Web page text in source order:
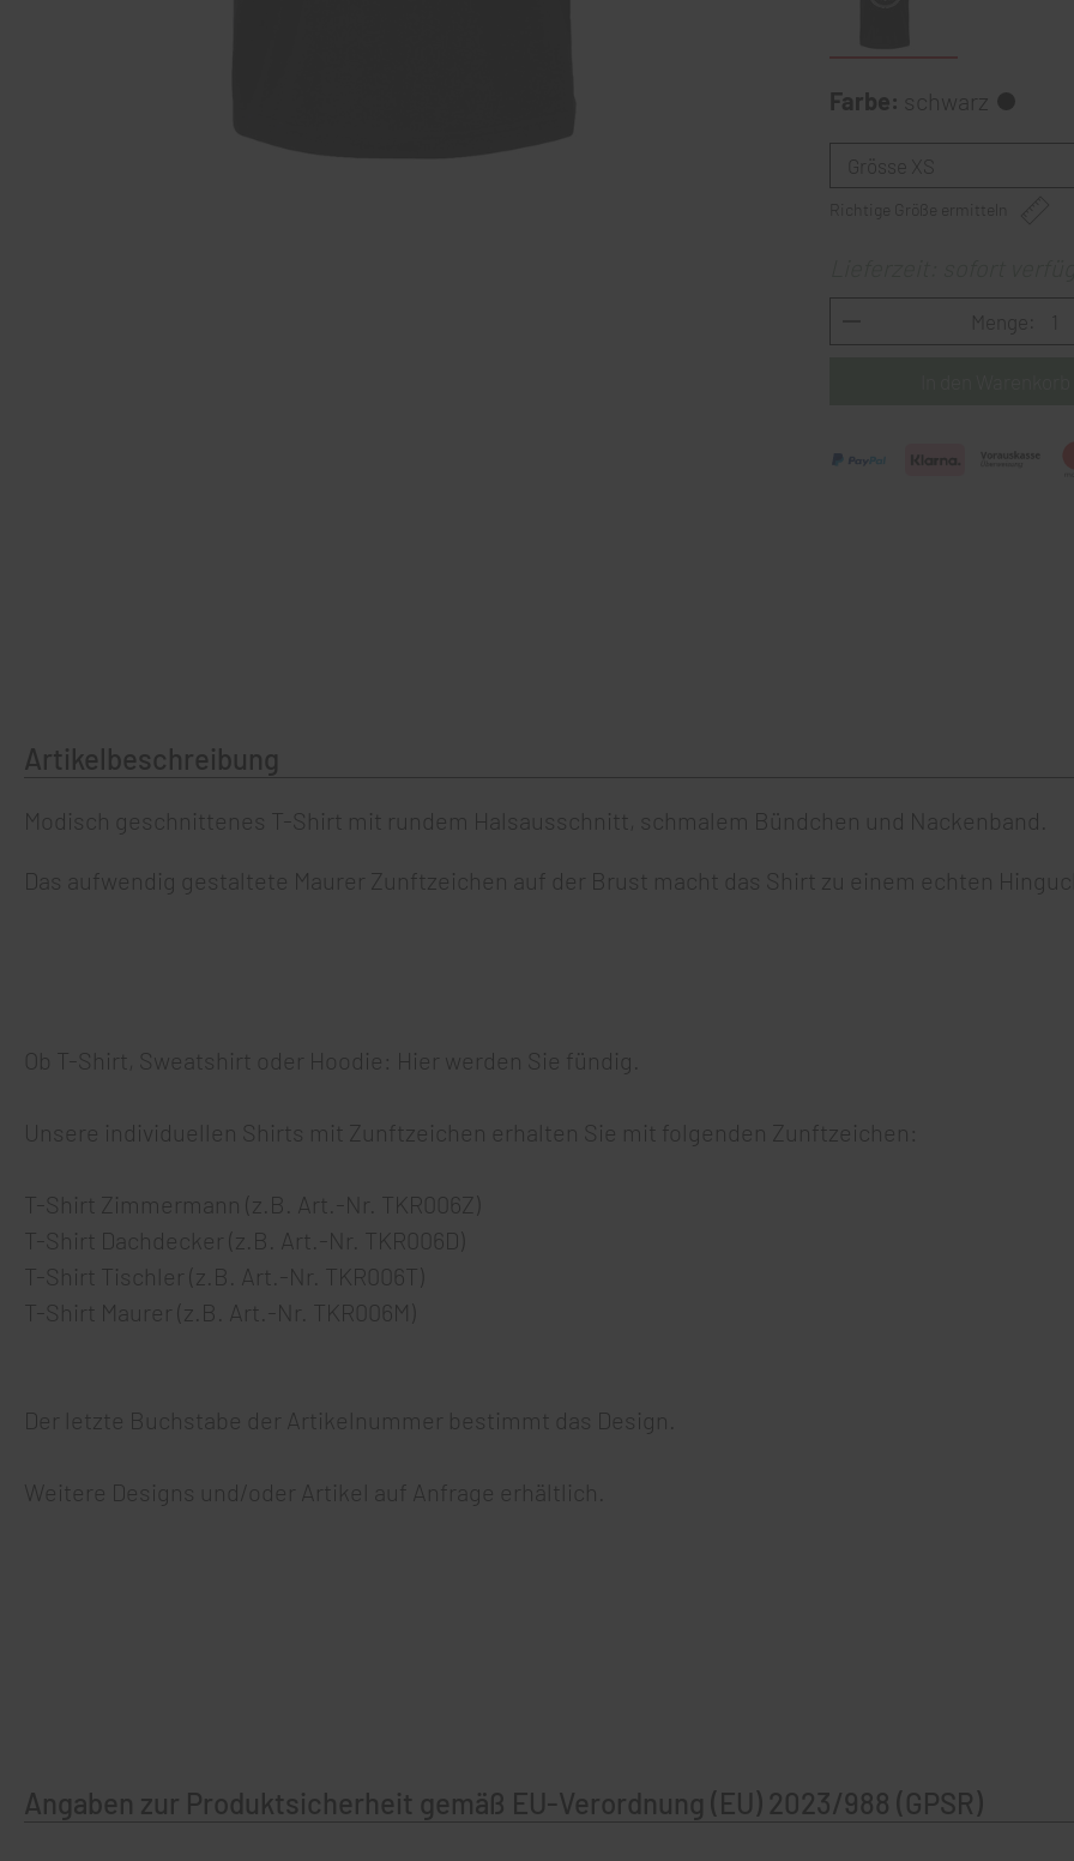
Farbe: schwarz
Menge:
Artikelbeschreibung
Modisch geschnittenes T-Shirt mit rundem Halsausschnitt, schmalem Bündchen und Nackenband.
Das aufwendig gestaltete Maurer Zunftzeichen auf der Brust macht das Shirt zu einem echten
Ob T-Shirt, Sweatshirt oder Hoodie: Hier werden Sie fündig.
Unsere individuellen Shirts mit Zunftzeichen erhalten Sie mit folgenden Zunftzeichen:
T-Shirt Zimmermann (z.B. Art.-Nr. TKR006Z)
T-Shirt Dachdecker (z.B. Art.-Nr. TKR006D)
T-Shirt Tischler (z.B. Art.-Nr. TKR006T)
T-Shirt Maurer (z.B. Art.-Nr. TKR006M)
Der letzte Buchstabe der Artikelnummer bestimmt das Design.
Weitere Designs und/oder Artikel auf Anfrage erhältlich.
Angaben zur Produktsicherheit gemäß EU-Verordnung (EU) 2023/988 (GPSR)